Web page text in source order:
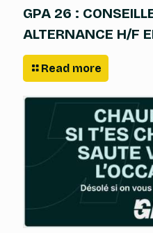
GPA 26 :
ALTERNANCE H/F
Read more